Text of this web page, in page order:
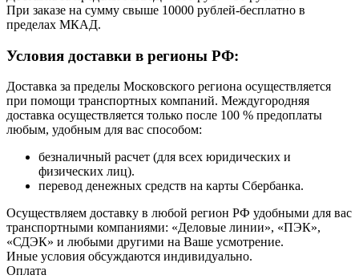
При заказе на сумму свыше 10000 рублей-бесплатно в
пределах МКАД.
Условия доставки в регионы РФ:
Доставка за пределы Московского региона осуществляется
при помощи транспортных компаний. Междугородняя
доставка осуществляется только после 100 % предоплаты
любым, удобным для вас способом:
безналичный расчет (для всех юридических и
физических лиц).
перевод денежных средств на карты Сбербанка.
Осуществляем доставку в любой регион РФ удобными для вас
транспортными компаниями: «Деловые линии», «ПЭК»,
«СДЭК» и любыми другими на Ваше усмотрение.
Иные условия обсуждаются индивидуально.
Оплата